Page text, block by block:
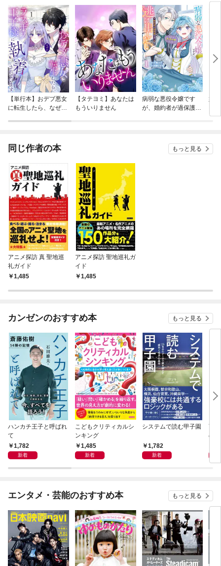
鍾乳洞、黒部ダム、 生駒山上遊園地、河内の風穴、友ヶ島、鳥取砂丘 阿
蘇山、屋久島、軍艦島、野首教会…etc
【単行本】おデブ悪女
に転生したら、なぜか
【タテヨミ】あなたは
もういりません
病弱な悪役令嬢です
が、婚約者が過保護す
妹
同じ作者の本 もっと見る
アニメ探訪 真 聖地巡
礼ガイド
1,485
アニメ探訪 聖地巡礼ガ
イド
1,485
カンゼンのおすすめ本 もっと見る
ハンカチ王子と呼ばれ
て
1,782
新着
こどもクリティカルシ
ンキング
1,485
新着
システムで読む甲子園
1,782
新着
育
の
ング
エンタメ・芸能のおすすめ本 もっと見る